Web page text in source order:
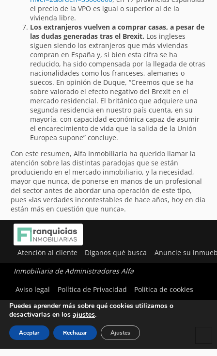
el precio de la VPO es igual o superior al de la
vivienda libre.
Los extranjeros vuelven a comprar casas, a pesar de
las dudas generadas tras el Brexit. Los ingleses
siguen siendo los extranjeros que más viviendas
compran en España y, si bien esta cifra se ha
reducido, ha sido compensada por la llegada de otras
nacionalidades como los franceses, alemanes o
suecos. En opinión de Duque, “Creemos que se ha
sobre valorado el efecto negativo del Brexit en el
mercado residencial. El británico que adquiere una
segunda residencia en nuestro país cuenta, en su
mayoría, con capacidad económica capaz de asumir
el encarecimiento de vida que la salida de la Unión
Europea supone” concluye.
Con este resumen, Alfa Inmobiliaria ha querido llamar la
atención sobre las distintas paradojas que se están
produciendo en el mercado inmobiliario, y la necesidad,
mayor que nunca, de ponerse en manos de un profesional
del sector antes de abordar una operación de este tipo,
pues «las verdades incontestables de hace años, hoy en día
están más en cuestión que nunca».
Atención al cliente Díganos qué busca Anuncie su
Inmobiliaria de Administradores Alfa
Aviso legal
Política de Privacidad Política de cookies
Utilizamos cookies para ofrecerte la mejor experiencia en
Puedes aprender más sobre qué cookies utilizamos o
desactivarlas en los ajustes.
Aceptar Rechazar Ajustes